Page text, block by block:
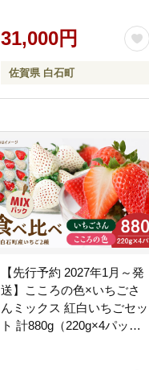
31,000円
佐賀県 白石町
【先行予約 2027年1月～発
送】こころの色×いちごさ
んミックス 紅白いちごセッ
ト 計880g（220g×4パッ